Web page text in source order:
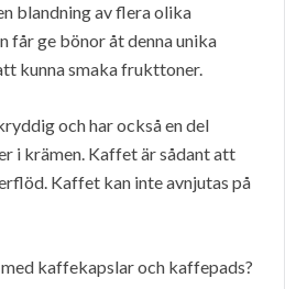
blandning av flera olika
får ge bönor åt denna unika
kunna smaka frukttoner.
och har också en del
i krämen. Kaffet är sådant att
Kaffet kan inte avnjutas på
kaffekapslar och kaffepads?